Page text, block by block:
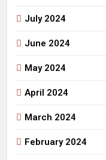
July 2024
June 2024
May 2024
April 2024
March 2024
February 2024